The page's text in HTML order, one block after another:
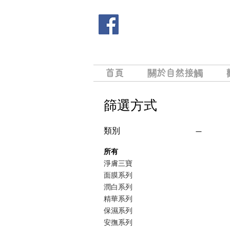
首頁 關於自然接觸
篩選方式
類別
所有
淨膚三寶
面膜系列
潤白系列
精華系列
保濕系列
安撫系列